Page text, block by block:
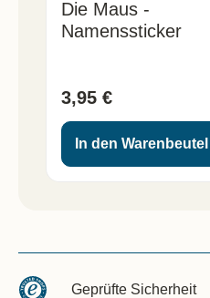
Die Maus -
Namenssticker
3,95 €
In den Warenbeutel
Geprüfte Sicherheit